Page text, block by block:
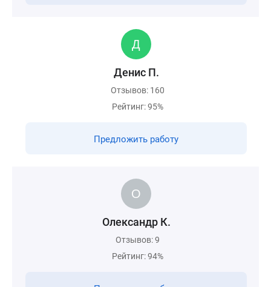
Денис П.
Отзывов: 160
Рейтинг: 95%
Предложить работу
Олександр К.
Отзывов: 9
Рейтинг: 94%